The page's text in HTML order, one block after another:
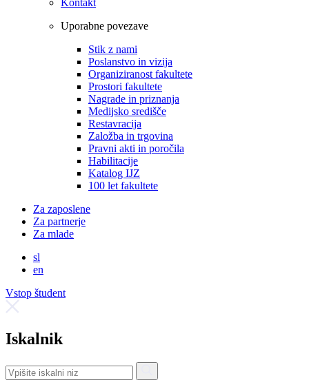
Uporabne povezave
Stik z nami
Poslanstvo in vizija
Organiziranost fakultete
Prostori fakultete
Nagrade in priznanja
Medijsko središče
Restavracija
Založba in trgovina
Pravni akti in poročila
Habilitacije
Katalog IJZ
100 let fakultete
Za zaposlene
Za partnerje
Za mlade
sl
en
Vstop študent
Iskalnik